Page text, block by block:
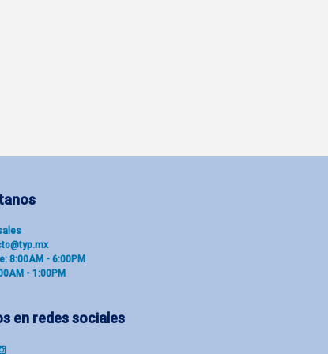
8:00AM - 6:00PM
- 1:00PM
en redes sociales